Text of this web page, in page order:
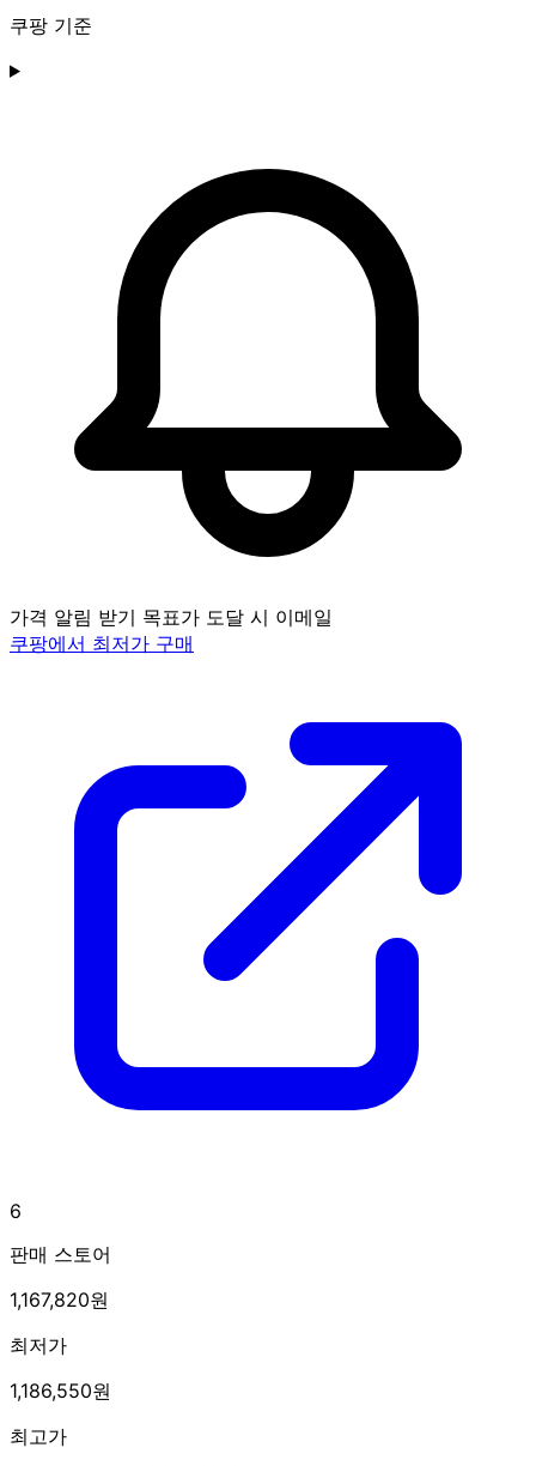
쿠팡 기준
가격 알림 받기 목표가 도달 시 이메일
쿠팡에서 최저가 구매
6
판매 스토어
1,167,820원
최저가
1,186,550원
최고가